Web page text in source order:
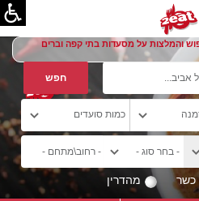
והמלצות על מסעדות בתי קפה וברים
כשר מהדרין